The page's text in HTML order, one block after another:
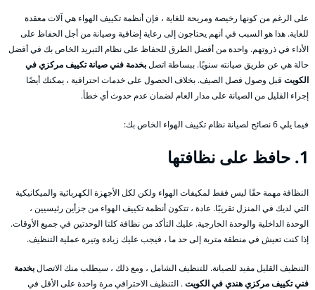
على الرغم من كونها رخيصة ومريحة للغاية ، فإن أنظمة تكييف الهواء هي آلات معقدة
للغاية. هذا هو السبب في أنهم يحتاجون إلى رعاية إضافية وصيانة من أجل الحفاظ على
الأداء في ذروتهم. واحدة من أفضل الطرق للحفاظ على نظام التبريد الخاص بك في أفضل
حالة هي عن طريق صيانته سنويًا. ببساطة اتصلبخدمة فني صيانة تكييف مركزي في
الكويت قبل وصول فصل الصيف. بخلاف الحصول على خدمات احترافية ، يمكنك أيضًا
إجراء القليل من الصيانة على مدار العام لضمان عدم حدوث أي خطأ.
فيما يلي 6 نصائح لصيانة نظام تكييف الهواء الخاص بك:
1. حافظ على نظافتها
النظافة مهمة حقًا ليس فقط لمكيفات الهواء ولكن لكل الأجهزة الكهربائية والميكانيكية
التي لديك في المنزل تقريبًا. عادة ، تتكون أنظمة تكييف الهواء من جزأين رئيسيين ،
الوحدة الداخلية والوحدة الخارجية. عليك التأكد من نظافة كلتا الوحدتين في جميع الأوقات.
إذا كنت تعيش في منطقة متربة إلى حد ما ، فيجب عليك زيادة وتيرة عملية التنظيف.
التنظيف القليل مفيد للصيانة. للتنظيف الشامل ، ومع ذلك ، سيطلب منك الاتصالبخدمة
فني تكييف مركزي هندي في الكويت. التنظيف الاحترافي مرة واحدة على الأقل في